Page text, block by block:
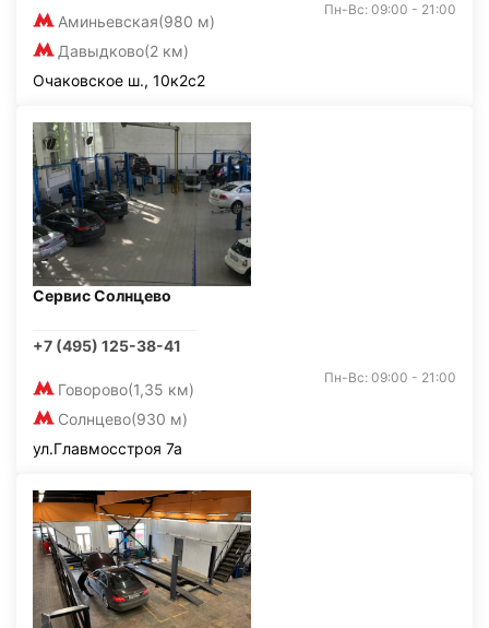
Аминьевская(980 м)
Давыдково(2 км)
Пн-Вс: 09:00 - 21:00
Очаковское ш., 10к2с2
Сервис Солнцево
+7 (495) 125-38-41
Говорово(1,35 км)
Солнцево(930 м)
Пн-Вс: 09:00 - 21:00
ул.Главмосстроя 7а